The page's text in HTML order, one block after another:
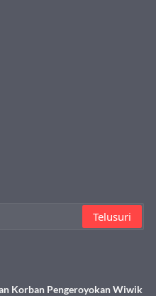
Korban Pengeroyokan Wiwik